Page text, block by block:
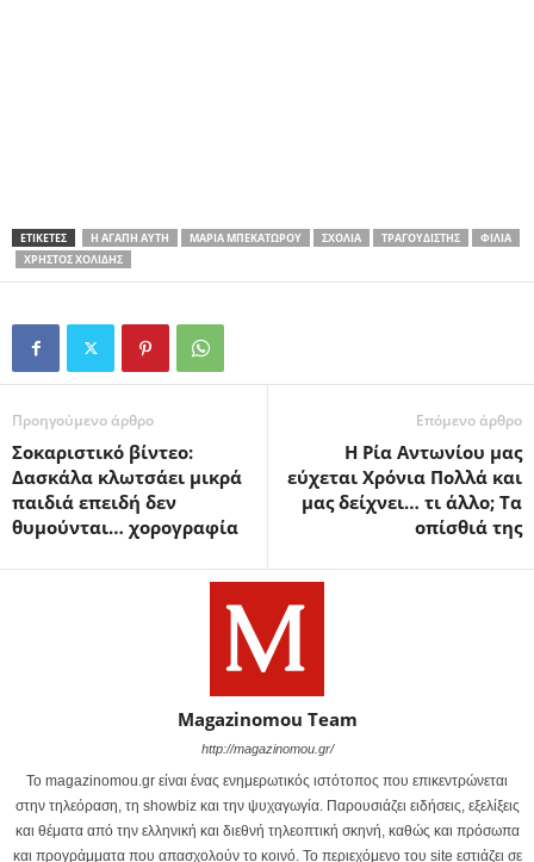
ΕΤΙΚΕΤΕΣ Η ΑΓΆΠΗ ΑΥΤΉ ΜΑΡΊΑ ΜΠΕΚΑΤΏΡΟΥ ΣΧΌΛΙΑ ΤΡΑΓΟΥΔΙΣΤΉΣ
ΦΙΛΊΑ
ΧΡΉΣΤΟΣ ΧΟΛΊΔΗΣ
Προηγούμενο άρθρο
Σοκαριστικό βίντεο:
Δασκάλα κλωτσάει μικρά
παιδιά επειδή δεν
θυμούνται… χορογραφία
Επόμενο άρθρο
Η Ρία Αντωνίου μας
εύχεται Χρόνια Πολλά και
μας δείχνει… τι άλλο; Τα
οπίσθιά της
Magazinomou Team
http://magazinomou.gr/
Το magazinomou.gr είναι ένας ενημερωτικός ιστότοπος που επικεντρώνεται
στην τηλεόραση, τη showbiz και την ψυχαγωγία. Παρουσιάζει ειδήσεις, εξελίξεις
και θέματα από την ελληνική και διεθνή τηλεοπτική σκηνή, καθώς και πρόσωπα
και προγράμματα που απασχολούν το κοινό. Το περιεχόμενο του site εστιάζει σε